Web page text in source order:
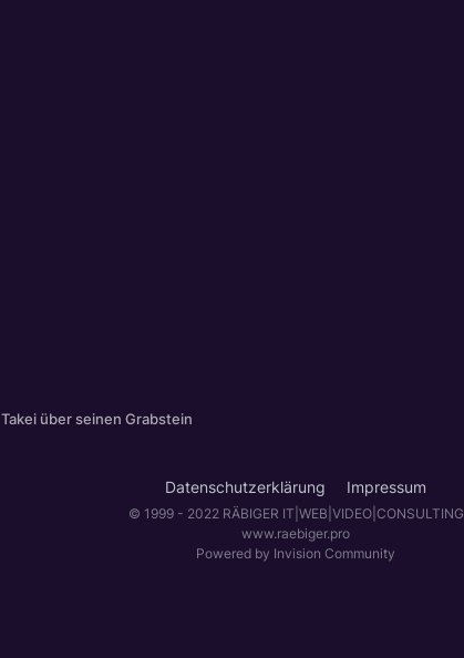
Takei über seinen Grabstein
Datenschutzerklärung Impressum
© 1999 - 2022 RÄBIGER IT|WEB|VIDEO|CONSULTING
www.raebiger.pro
Powered by Invision Community